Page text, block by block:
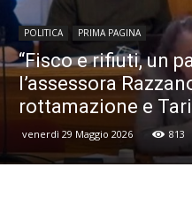
POLITICA PRIMA PAGINA
“Fisco e rifiuti, un
l’assessora
rottamazione e
venerdì 29 Maggio 2026 813